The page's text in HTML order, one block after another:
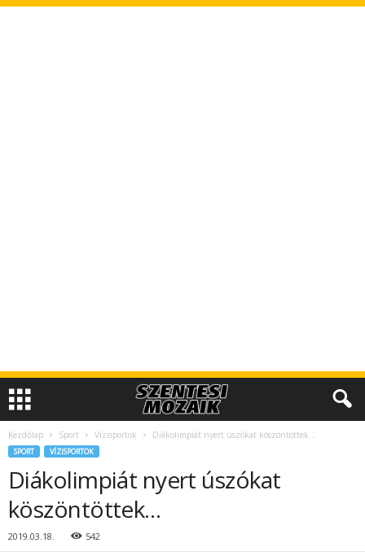
Kezdőlap Sport Vízisportok Diákolimpiát nyert úszókat köszöntöttek…
SPORT VÍZISPORTOK
Diákolimpiát nyert úszókat
köszöntöttek…
2019.03.18. 542